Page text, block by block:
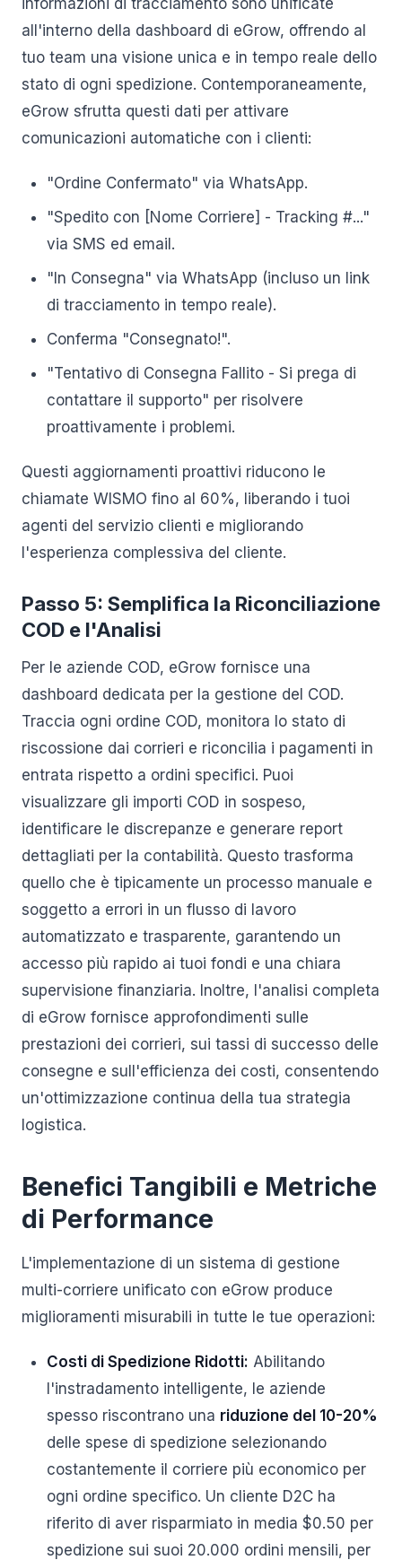
informazioni di tracciamento sono unificate
all'interno della dashboard di eGrow, offrendo al
tuo team una visione unica e in tempo reale dello
stato di ogni spedizione. Contemporaneamente,
eGrow sfrutta questi dati per attivare
comunicazioni automatiche con i clienti:
"Ordine Confermato" via WhatsApp.
"Spedito con [Nome Corriere] - Tracking #..."
via SMS ed email.
"In Consegna" via WhatsApp (incluso un link
di tracciamento in tempo reale).
Conferma "Consegnato!".
"Tentativo di Consegna Fallito - Si prega di
contattare il supporto" per risolvere
proattivamente i problemi.
Questi aggiornamenti proattivi riducono le
chiamate WISMO fino al 60%, liberando i tuoi
agenti del servizio clienti e migliorando
l'esperienza complessiva del cliente.
Passo 5: Semplifica la Riconciliazione
COD e l'Analisi
Per le aziende COD, eGrow fornisce una
dashboard dedicata per la gestione del COD.
Traccia ogni ordine COD, monitora lo stato di
riscossione dai corrieri e riconcilia i pagamenti in
entrata rispetto a ordini specifici. Puoi
visualizzare gli importi COD in sospeso,
identificare le discrepanze e generare report
dettagliati per la contabilità. Questo trasforma
quello che è tipicamente un processo manuale e
soggetto a errori in un flusso di lavoro
automatizzato e trasparente, garantendo un
accesso più rapido ai tuoi fondi e una chiara
supervisione finanziaria. Inoltre, l'analisi completa
di eGrow fornisce approfondimenti sulle
prestazioni dei corrieri, sui tassi di successo delle
consegne e sull'efficienza dei costi, consentendo
un'ottimizzazione continua della tua strategia
logistica.
Benefici Tangibili e Metriche
di Performance
L'implementazione di un sistema di gestione
multi-corriere unificato con eGrow produce
miglioramenti misurabili in tutte le tue operazioni:
Costi di Spedizione Ridotti: Abilitando
l'instradamento intelligente, le aziende
spesso riscontrano una riduzione del 10-20%
delle spese di spedizione selezionando
costantemente il corriere più economico per
ogni ordine specifico. Un cliente D2C ha
riferito di aver risparmiato in media $0.50 per
spedizione sui suoi 20.000 ordini mensili, per